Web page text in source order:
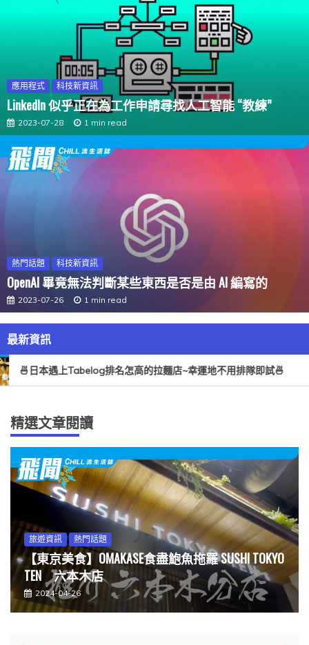
應用程式 科技新資訊
LinkedIn 似乎正在為工作申請尋找人工智能 “教練”
2023-07-28 1 min read
熱門話題 科技新資訊
OpenAI 畢竟無法判斷某些東西是否是由 AI 編寫的
2023-07-26 1 min read
最新資訊
🍜日本遇上Tabelog排名怎高的拉麵店~幸運地不用排隊即試🍜
精選文章閱讀
旅遊資訊 熱門話題 產品快訊
?旅遊達人”思行”分享心得? Happy 越南數據卡系
列
2024-04-10